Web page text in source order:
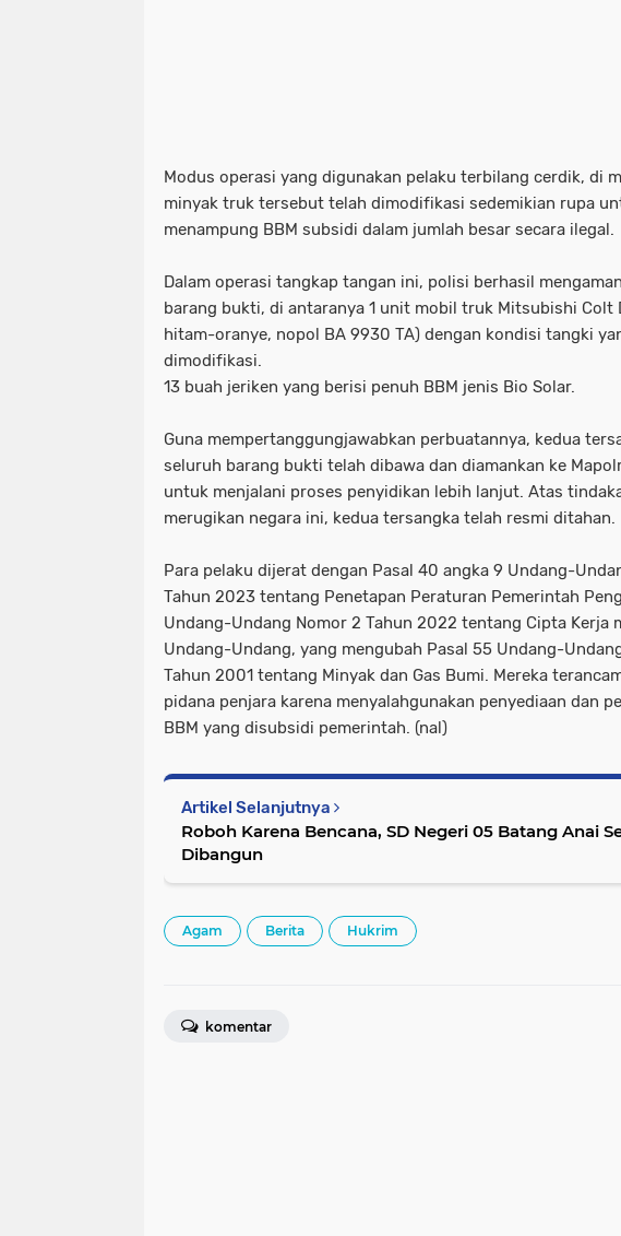
Modus operasi yang digunakan pelaku terbilang cerdik, di
minyak truk tersebut telah dimodifikasi sedemikian rupa
menampung BBM subsidi dalam jumlah besar secara ilegal.
Dalam operasi tangkap tangan ini, polisi berhasil
barang bukti, di antaranya 1 unit mobil truk Mitsubishi Colt
hitam-oranye, nopol BA 9930 TA) dengan kondisi tangki
dimodifikasi.
13 buah jeriken yang berisi penuh BBM jenis Bio Solar.
Guna mempertanggungjawabkan perbuatannya, kedua
seluruh barang bukti telah dibawa dan diamankan ke
untuk menjalani proses penyidikan lebih lanjut. Atas
merugikan negara ini, kedua tersangka telah resmi ditahan.
Para pelaku dijerat dengan Pasal 40 angka 9 Undang-
Tahun 2023 tentang Penetapan Peraturan Pemerintah
Undang-Undang Nomor 2 Tahun 2022 tentang Cipta Kerja
Undang-Undang, yang mengubah Pasal 55 Undang-
Tahun 2001 tentang Minyak dan Gas Bumi. Mereka
pidana penjara karena menyalahgunakan penyediaan dan
BBM yang disubsidi pemerintah. (nal)
Artikel Selanjutnya
Roboh Karena Bencana, SD Negeri 05 Batang Anai
Dibangun
Agam Berita Hukrim
komentar